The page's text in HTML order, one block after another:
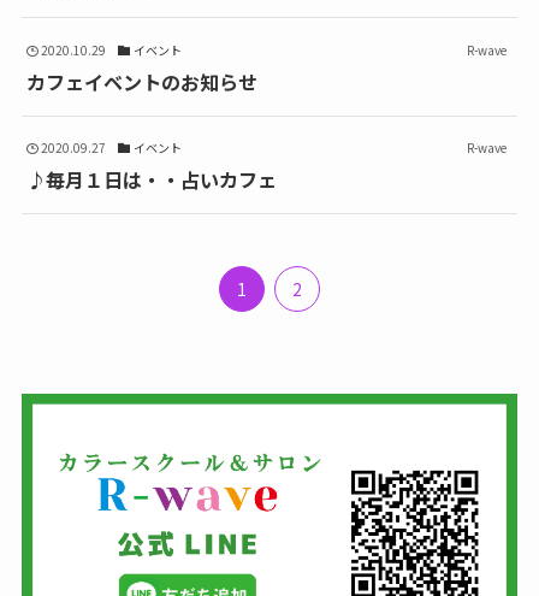
2020.10.29 イベント R-wave
カフェイベントのお知らせ
2020.09.27 イベント R-wave
♪毎月１日は・・占いカフェ
1 2